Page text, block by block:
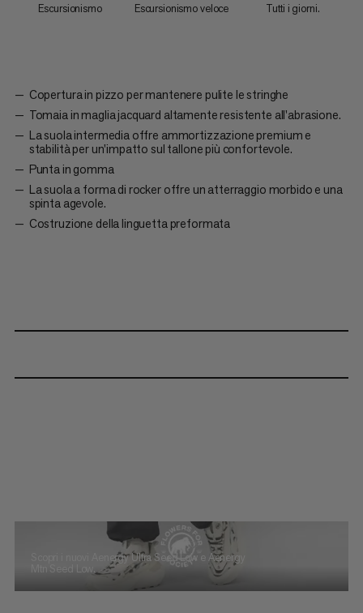
Escursionismo Escursionismo veloce Tutti i giorni.
Copertura in pizzo per mantenere pulite le stringhe
Tomaia in maglia jacquard altamente resistente all'abrasione.
La suola intermedia offre ammortizzazione premium e
stabilità per un'impatto sul tallone più confortevole.
Punta in gomma
La suola a forma di rocker offre un atterraggio morbido e una
spinta agevole.
Costruzione della linguetta preformata
Scopri i nuovi Aenergy Ultra Seed Low e Aenergy
Mtn Seed Low.